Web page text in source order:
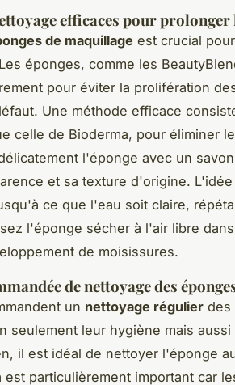
efficaces pour prolonger
de maquillage est crucial
éponges, comme les
pour éviter la prolifération
Une méthode efficace
celle de Bioderma, pour éliminer
l'éponge avec un
et sa texture d'origine.
ce que l'eau soit claire,
l'éponge sécher à l'air libre
de moisissures.
de nettoyage des
un nettoyage régulier des
seulement leur hygiène mais
il est idéal de nettoyer l'éponge
est particulièrement important car